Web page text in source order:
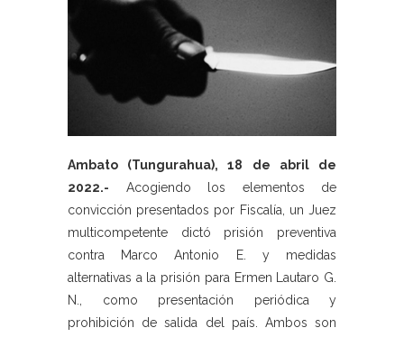
Ambato (Tungurahua), 18 de abril de
2022.- Acogiendo los elementos de
convicción presentados por Fiscalía, un Juez
multicompetente dictó prisión preventiva
contra Marco Antonio E. y medidas
alternativas a la prisión para Ermen Lautaro G.
N., como presentación periódica y
prohibición de salida del país. Ambos son